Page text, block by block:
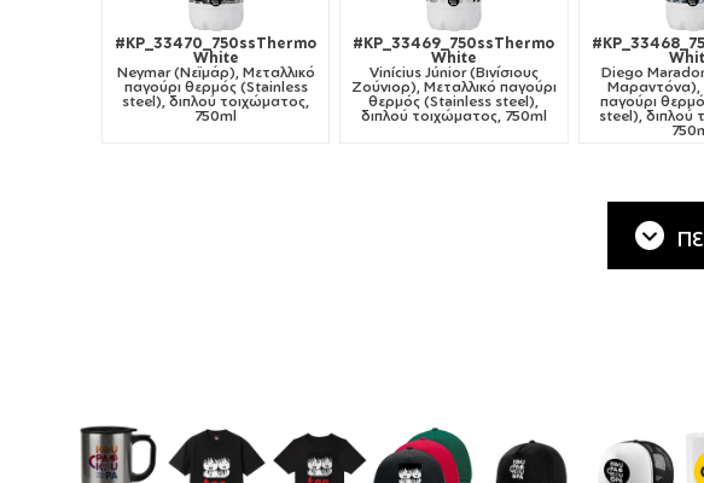
#KP_33470_750ssThermo
White
Neymar (Νεϊμάρ), Μεταλλικό
παγούρι θερμός (Stainless
steel), διπλού τοιχώματος,
750ml
#KP_33469_750ssThermo
White
Vinícius Júnior (Βινίσιους
Ζούνιορ), Μεταλλικό παγούρι
θερμός (Stainless steel),
διπλού τοιχώματος, 750ml
Diego
Μαραντόνα),
παγούρι
steel), διπλού